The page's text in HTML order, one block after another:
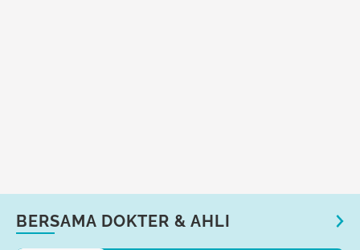
BERSAMA DOKTER & AHLI